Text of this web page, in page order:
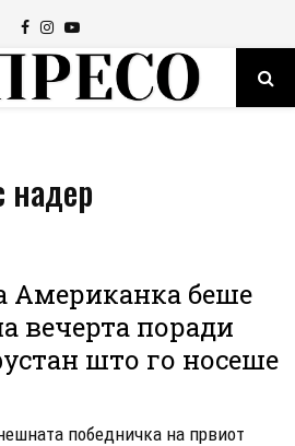
Facebook
Instagram
Youtube
надер
Американка беше
вечерта поради
што го носеше
победничка на првиот